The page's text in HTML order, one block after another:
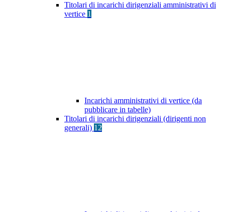
Titolari di incarichi dirigenziali amministrativi di
vertice 1
Incarichi amministrativi di vertice (da
pubblicare in tabelle)
Titolari di incarichi dirigenziali (dirigenti non
generali) 12